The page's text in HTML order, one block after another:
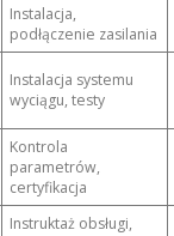
Instalacja,
podłączenie zasilania
Instalacja systemu
wyciągu, testy
Kontrola
parametrów,
certyfikacja
Instruktaż obsługi,